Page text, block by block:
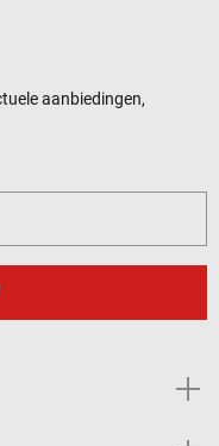
aanbiedingen,